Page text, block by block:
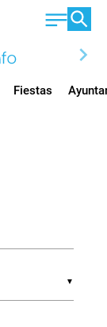
chevron_right
Fiestas
▼